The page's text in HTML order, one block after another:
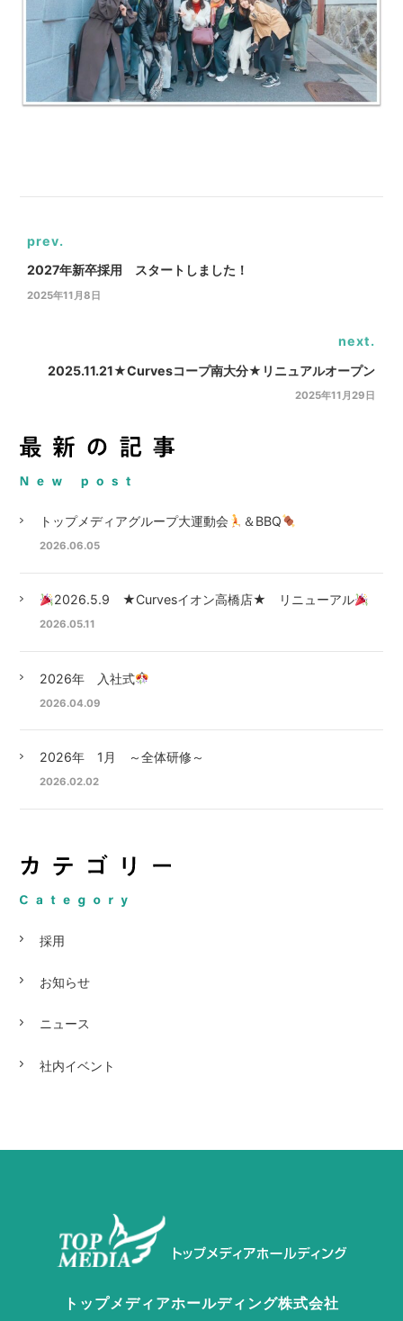
prev.
2027年新卒採用 スタートしました！
2025年11月8日
next.
2025.11.21★Curvesコープ南大分★リニュアルオープン
2025年11月29日
トップメディアグループ大運動会 ＆BBQ
2026.06.05
2026.5.9 ★Curvesイオン高橋店★ リニューアル
2026.05.11
2026年 入社式
2026.04.09
2026年 1月 ～全体研修～
2026.02.02
採用
お知らせ
ニュース
社内イベント
トップメディアホールディング株式会社